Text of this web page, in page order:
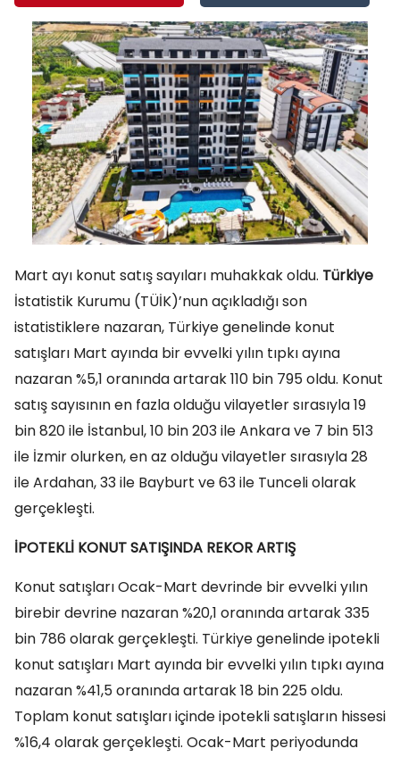
Mart ayı konut satış sayıları muhakkak oldu. Türkiye
İstatistik Kurumu (TÜİK)’nun açıkladığı son
istatistiklere nazaran, Türkiye genelinde konut
satışları Mart ayında bir evvelki yılın tıpkı ayına
nazaran %5,1 oranında artarak 110 bin 795 oldu. Konut
satış sayısının en fazla olduğu vilayetler sırasıyla 19
bin 820 ile İstanbul, 10 bin 203 ile Ankara ve 7 bin 513
ile İzmir olurken, en az olduğu vilayetler sırasıyla 28
ile Ardahan, 33 ile Bayburt ve 63 ile Tunceli olarak
gerçekleşti.
İPOTEKLİ KONUT SATIŞINDA REKOR ARTIŞ
Konut satışları Ocak-Mart devrinde bir evvelki yılın
birebir devrine nazaran %20,1 oranında artarak 335
bin 786 olarak gerçekleşti. Türkiye genelinde ipotekli
konut satışları Mart ayında bir evvelki yılın tıpkı ayına
nazaran %41,5 oranında artarak 18 bin 225 oldu.
Toplam konut satışları içinde ipotekli satışların hissesi
%16,4 olarak gerçekleşti. Ocak-Mart periyodunda